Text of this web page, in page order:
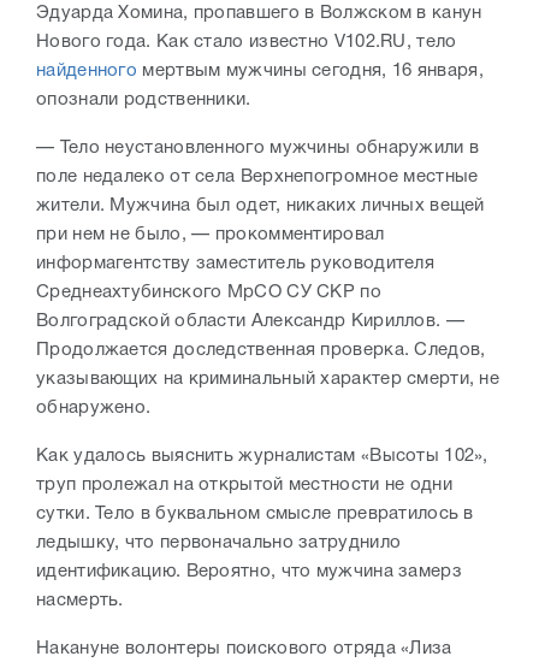
Эдуарда Хомина, пропавшего в Волжском в канун
Нового года. Как стало известно V102.RU, тело
найденного мертвым мужчины сегодня, 16 января,
опознали родственники.
— Тело неустановленного мужчины обнаружили в
поле недалеко от села Верхнепогромное местные
жители. Мужчина был одет, никаких личных вещей
при нем не было, — прокомментировал
информагентству заместитель руководителя
Среднеахтубинского МрСО СУ СКР по
Волгоградской области Александр Кириллов. —
Продолжается доследственная проверка. Следов,
указывающих на криминальный характер смерти, не
обнаружено.
Как удалось выяснить журналистам «Высоты 102»,
труп пролежал на открытой местности не одни
сутки. Тело в буквальном смысле превратилось в
ледышку, что первоначально затруднило
идентификацию. Вероятно, что мужчина замерз
насмерть.
Накануне волонтеры поискового отряда «Лиза